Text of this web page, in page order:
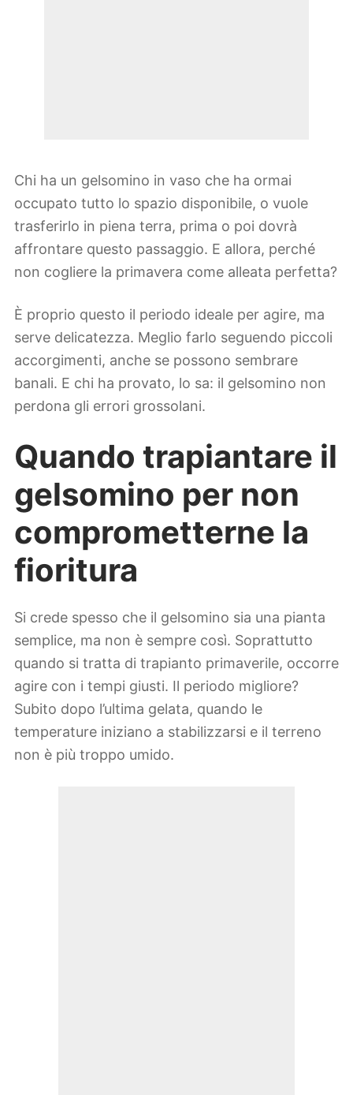
Chi ha un gelsomino in vaso che ha ormai
occupato tutto lo spazio disponibile, o vuole
trasferirlo in piena terra, prima o poi dovrà
affrontare questo passaggio. E allora, perché
non cogliere la primavera come alleata perfetta?
È proprio questo il periodo ideale per agire, ma
serve delicatezza. Meglio farlo seguendo piccoli
accorgimenti, anche se possono sembrare
banali. E chi ha provato, lo sa: il gelsomino non
perdona gli errori grossolani.
Quando trapiantare il
gelsomino per non
comprometterne la
fioritura
Si crede spesso che il gelsomino sia una pianta
semplice, ma non è sempre così. Soprattutto
quando si tratta di trapianto primaverile, occorre
agire con i tempi giusti. Il periodo migliore?
Subito dopo l’ultima gelata, quando le
temperature iniziano a stabilizzarsi e il terreno
non è più troppo umido.